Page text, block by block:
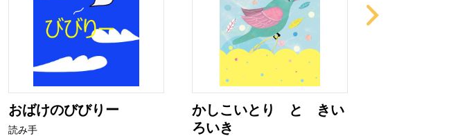
おばけのびびりー
読み手
かしこいとり と きい
ろいき